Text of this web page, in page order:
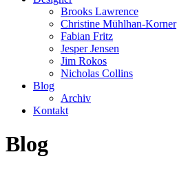
Brooks Lawrence
Christine Mühlhan-Korner
Fabian Fritz
Jesper Jensen
Jim Rokos
Nicholas Collins
Blog
Archiv
Kontakt
Blog